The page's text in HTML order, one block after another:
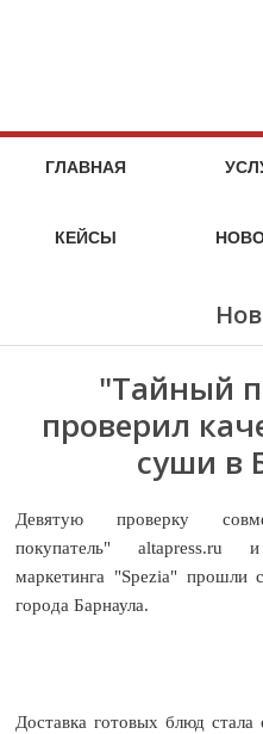
ГЛАВНАЯ
КЕЙСЫ
"Тайный
проверил
суши в
Девятую проверку
покупатель"altapress.ru и
маркетинга "Spezia" прошли
города Барнаула.
Доставка готовых блюд